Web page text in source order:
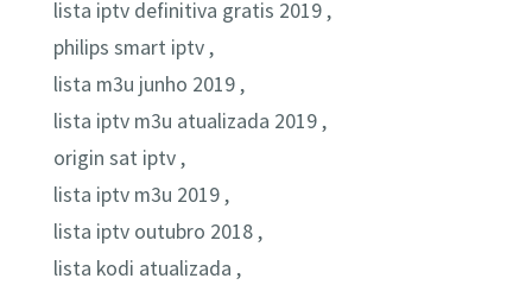
lista iptv definitiva gratis 2019 ,
philips smart iptv ,
lista m3u junho 2019 ,
lista iptv m3u atualizada 2019 ,
origin sat iptv ,
lista iptv m3u 2019 ,
lista iptv outubro 2018 ,
lista kodi atualizada ,